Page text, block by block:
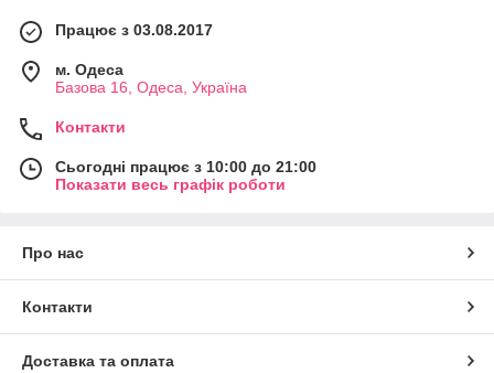
Працює з 03.08.2017
м. Одеса
Базова 16, Одеса, Україна
Контакти
Сьогодні працює з 10:00 до 21:00
Показати весь графік роботи
Про нас
Контакти
Доставка та оплата